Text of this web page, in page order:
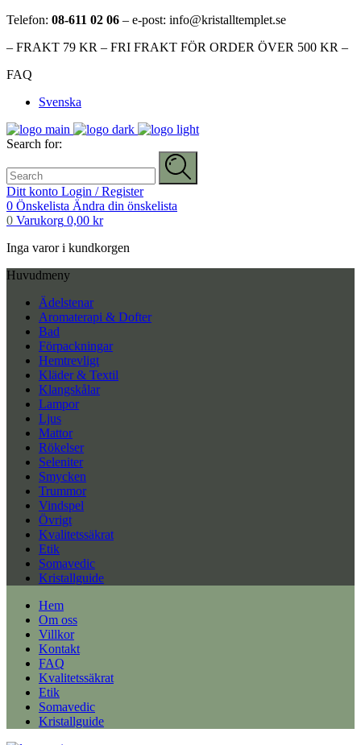
Telefon: 08-611 02 06 – e-post: info@kristalltemplet.se
– FRAKT 79 KR – FRI FRAKT FÖR ORDER ÖVER 500 KR –
FAQ
Svenska
Search for:
Ditt konto Login / Register
0 Önskelista Ändra din önskelista
0 Varukorg 0,00 kr
Inga varor i kundkorgen
Huvudmeny
Ädelstenar
Aromaterapi & Dofter
Bad
Förpackningar
Hemtrevligt
Kläder & Textil
Klangskålar
Lampor
Ljus
Mattor
Rökelser
Seleniter
Smycken
Trummor
Vindspel
Övrigt
Kvalitetssäkrat
Etik
Somavedic
Kristallguide
Hem
Om oss
Villkor
Kontakt
FAQ
Kvalitetssäkrat
Etik
Somavedic
Kristallguide